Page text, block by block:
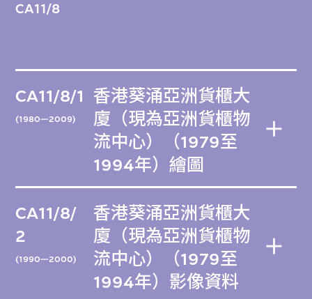
CA11/8
CA11/8/1
(1980—2009)
香港葵涌亞洲貨櫃大
廈（現為亞洲貨櫃物
流中心）（1979至
1994年）繪圖
CA11/8/
2
(1990—2000)
香港葵涌亞洲貨櫃大
廈（現為亞洲貨櫃物
流中心）（1979至
1994年）影像資料